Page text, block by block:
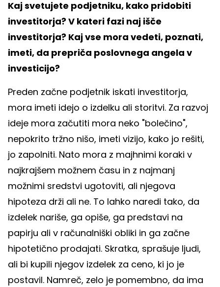
Kaj svetujete podjetniku, kako pridobiti
investitorja? V kateri fazi naj išče
investitorja? Kaj vse mora vedeti, poznati,
imeti, da prepriča poslovnega angela v
investicijo?
Preden začne podjetnik iskati investitorja,
mora imeti idejo o izdelku ali storitvi. Za razvoj
ideje mora začutiti mora neko "bolečino",
nepokrito tržno nišo, imeti vizijo, kako jo rešiti,
jo zapolniti. Nato mora z majhnimi koraki v
najkrajšem možnem času in z najmanj
možnimi sredstvi ugotoviti, ali njegova
hipoteza drži ali ne. To lahko naredi tako, da
izdelek nariše, ga opiše, ga predstavi na
papirju ali v računalniški obliki in ga začne
hipotetično prodajati. Skratka, sprašuje ljudi,
ali bi kupili njegov izdelek za ceno, ki jo je
postavil. Namreč, zelo je pomembno, da ima